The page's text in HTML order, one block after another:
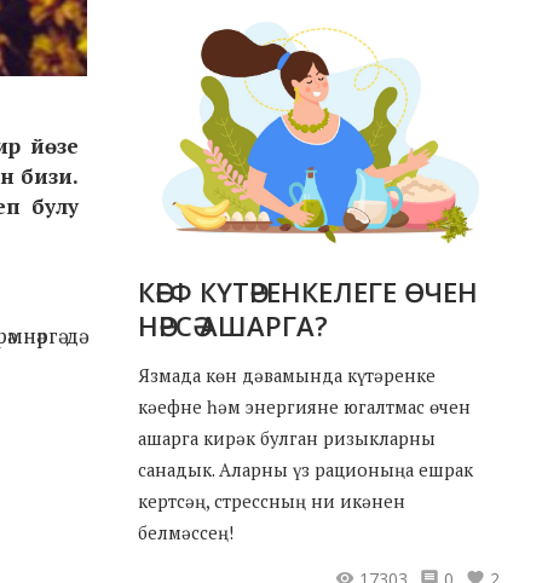
йөзе
бизи.
булу
дә
КӘЕФ КҮТӘРЕНКЕЛЕГЕ ӨЧЕН
НӘРСӘ АШАРГА?
Язмада көн дәвамында күтәренке
кәефне һәм энергияне югалтмас өчен
ашарга кирәк булган ризыкларны
санадык. Аларны үз рационыңа ешрак
кертсәң, стрессның ни икәнен
белмәссең!
17303
0 2